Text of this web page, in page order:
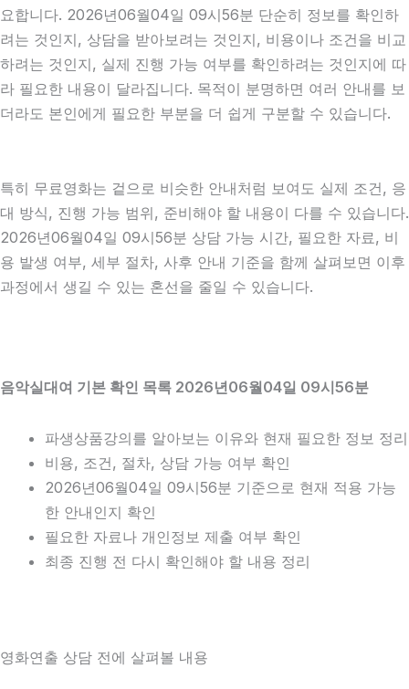
요합니다. 2026년06월04일 09시56분 단순히 정보를 확인하
려는 것인지, 상담을 받아보려는 것인지, 비용이나 조건을 비교
하려는 것인지, 실제 진행 가능 여부를 확인하려는 것인지에 따
라 필요한 내용이 달라집니다. 목적이 분명하면 여러 안내를 보
더라도 본인에게 필요한 부분을 더 쉽게 구분할 수 있습니다.
특히 무료영화는 겉으로 비슷한 안내처럼 보여도 실제 조건, 응
대 방식, 진행 가능 범위, 준비해야 할 내용이 다를 수 있습니다.
2026년06월04일 09시56분 상담 가능 시간, 필요한 자료, 비
용 발생 여부, 세부 절차, 사후 안내 기준을 함께 살펴보면 이후
과정에서 생길 수 있는 혼선을 줄일 수 있습니다.
음악실대여 기본 확인 목록 2026년06월04일 09시56분
파생상품강의를 알아보는 이유와 현재 필요한 정보 정리
비용, 조건, 절차, 상담 가능 여부 확인
2026년06월04일 09시56분 기준으로 현재 적용 가능
한 안내인지 확인
필요한 자료나 개인정보 제출 여부 확인
최종 진행 전 다시 확인해야 할 내용 정리
영화연출 상담 전에 살펴볼 내용